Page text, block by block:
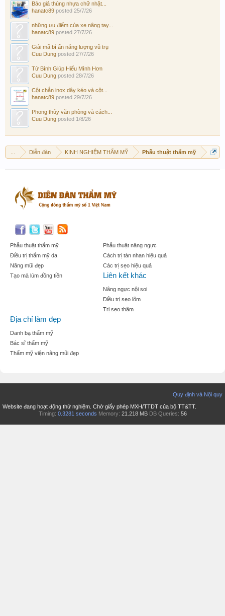
Báo giá thùng nhựa chữ nhật...
hanatc89 posted 25/7/26
những ưu điểm của xe nâng tay...
hanatc89 posted 27/7/26
Giải mã bí ẩn năng lượng vũ trụ
Cuu Dung posted 27/7/26
Tử Bình Giúp Hiểu Mình Hơn
Cuu Dung posted 28/7/26
Cột chắn inox dây kéo và cột...
hanatc89 posted 29/7/26
Phong thủy văn phòng và cách...
Cuu Dung posted 1/8/26
Diễn đàn KINH NGHIỆM THẨM MỸ Phẫu thuật thẩm mỹ
Phẫu thuật thẩm mỹ
Điều trị thẩm mỹ da
Nâng mũi đẹp
Tạo mà lúm đồng tiền
Phẫu thuật nâng ngực
Cách trị tàn nhan hiệu quả
Các trị sẹo hiệu quả
Liên kết khác
Nâng ngực nội soi
Điều trị sẹo lõm
Trị sẹo thâm
Địa chỉ làm đẹp
Danh bạ thẩm mỹ
Bác sĩ thẩm mỹ
Thẩm mỹ viện nâng mũi đẹp
Quy định và Nội quy
Website đang hoạt động thử nghiệm. Chờ giấy phép MXH/TTDT của bộ TT&TT.
Timing: 0.3281 seconds Memory: 21.218 MB DB Queries: 56